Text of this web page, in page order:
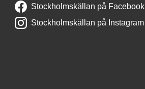
Stockholmskällan på Facebook
Stockholmskällan på Instagram